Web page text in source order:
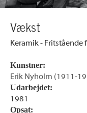
Vækst
Keramik - Fritstående
Kunstner:
Erik Nyholm (1911-
Udarbejdet:
1981
Opsat: